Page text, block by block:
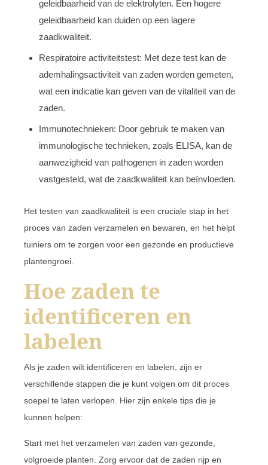
geleidbaarheid van de elektrolyten. Een hogere
geleidbaarheid kan duiden op een lagere
zaadkwaliteit.
Respiratoire activiteitstest: Met deze test kan de
ademhalingsactiviteit van zaden worden gemeten,
wat een indicatie kan geven van de vitaliteit van de
zaden.
Immunotechnieken: Door gebruik te maken van
immunologische technieken, zoals ELISA, kan de
aanwezigheid van pathogenen in zaden worden
vastgesteld, wat de zaadkwaliteit kan beïnvloeden.
Het testen van zaadkwaliteit is een cruciale stap in het
proces van zaden verzamelen en bewaren, en het helpt
tuiniers om te zorgen voor een gezonde en productieve
plantengroei.
Hoe zaden te
identificeren en
labelen
Als je zaden wilt identificeren en labelen, zijn er
verschillende stappen die je kunt volgen om dit proces
soepel te laten verlopen. Hier zijn enkele tips die je
kunnen helpen:
Start met het verzamelen van zaden van gezonde,
volgroeide planten. Zorg ervoor dat de zaden rijp en